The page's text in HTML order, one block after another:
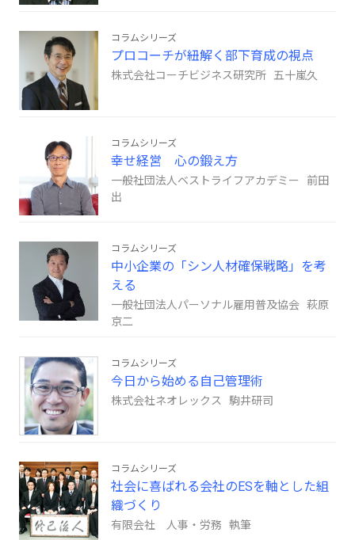
コラムシリーズ
プロコーチが紐解く部下育成の視点
株式会社コーチビジネス研究所 五十嵐久
コラムシリーズ
幸せ経営 心の鍛え方
一般社団法人ベストライフアカデミー 前田
出
コラムシリーズ
中小企業の「シン人材確保戦略」を考
える
一般社団法人パーソナル雇用普及協会 萩原
京二
コラムシリーズ
今日から始める自己管理術
株式会社ネオレックス 駒井研司
コラムシリーズ
社会に喜ばれる会社のESを軸とした組
織づくり
有限会社 人事・労務 執筆